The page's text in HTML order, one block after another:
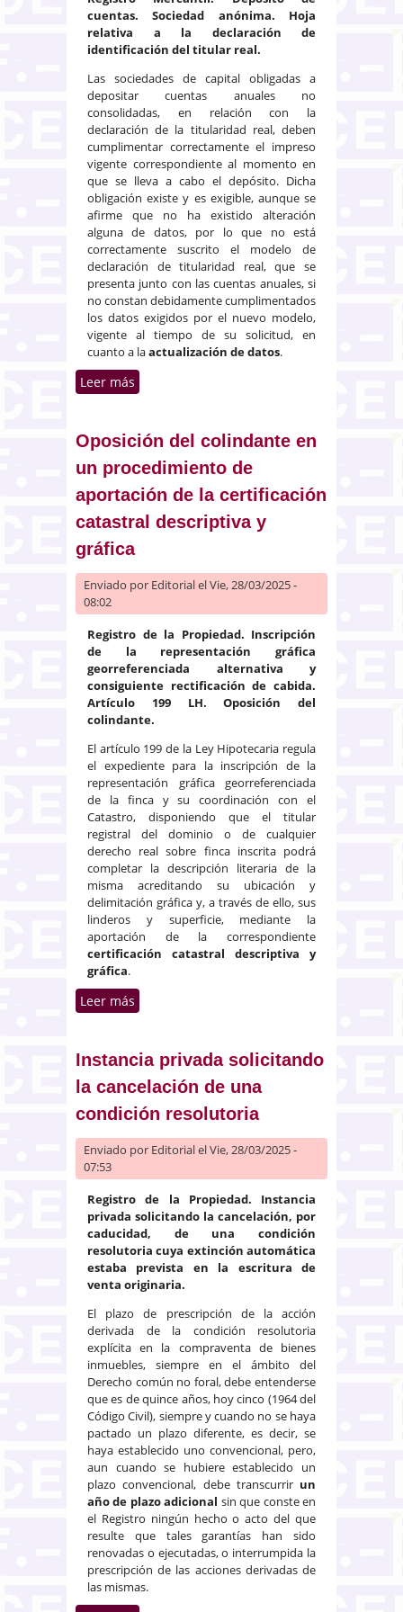
cuentas. Sociedad anónima. Hoja
relativa a la declaración de
identificación del titular real.
Las sociedades de capital obligadas a
depositar cuentas anuales no
consolidadas, en relación con la
declaración de la titularidad real, deben
cumplimentar correctamente el impreso
vigente correspondiente al momento en
que se lleva a cabo el depósito. Dicha
obligación existe y es exigible, aunque se
afirme que no ha existido alteración
alguna de datos, por lo que no está
correctamente suscrito el modelo de
declaración de titularidad real, que se
presenta junto con las cuentas anuales, si
no constan debidamente cumplimentados
los datos exigidos por el nuevo modelo,
vigente al tiempo de su solicitud, en
cuanto a laactualización de datos.
Leer más
Oposición del colindante en
un procedimiento de
aportación de la certificación
catastral descriptiva y
gráfica
Enviado por Editorialel Vie, 28/03/2025 -
08:02
Registro de la Propiedad. Inscripción
de la representación gráfica
georreferenciada alternativa y
consiguiente rectificación de cabida.
Artículo 199 LH. Oposición del
colindante.
El artículo 199 de la Ley Hipotecaria regula
el expediente para la inscripción de la
representación gráfica georreferenciada
de la finca y su coordinación con el
Catastro, disponiendo que el titular
registral del dominio o de cualquier
derecho real sobre finca inscrita podrá
completar la descripción literaria de la
misma acreditando su ubicación y
delimitación gráfica y, a través de ello, sus
linderos y superficie, mediante la
aportación de la correspondiente
certificación catastral descriptiva y
gráfica.
Leer más
catastral descriptiva y gráfica
Instancia privada solicitando
la cancelación de una
condición resolutoria
Enviado por Editorialel Vie, 28/03/2025 -
07:53
Registro de la Propiedad. Instancia
privada solicitando la cancelación, por
caducidad, de una condición
resolutoria cuya extinción automática
estaba prevista en la escritura de
venta originaria.
El plazo de prescripción de la acción
derivada de la condición resolutoria
explícita en la compraventa de bienes
inmuebles, siempre en el ámbito del
Derecho común no foral, debe entenderse
que es de quince años, hoy cinco (1964 del
Código Civil), siempre y cuando no se haya
pactado un plazo diferente, es decir, se
haya establecido uno convencional, pero,
aun cuando se hubiere establecido un
plazo convencional, debe transcurrir un
año de plazo adicional sin que conste en
el Registro ningún hecho o acto del que
resulte que tales garantías han sido
renovadas o ejecutadas, o interrumpida la
prescripción de las acciones derivadas de
las mismas.